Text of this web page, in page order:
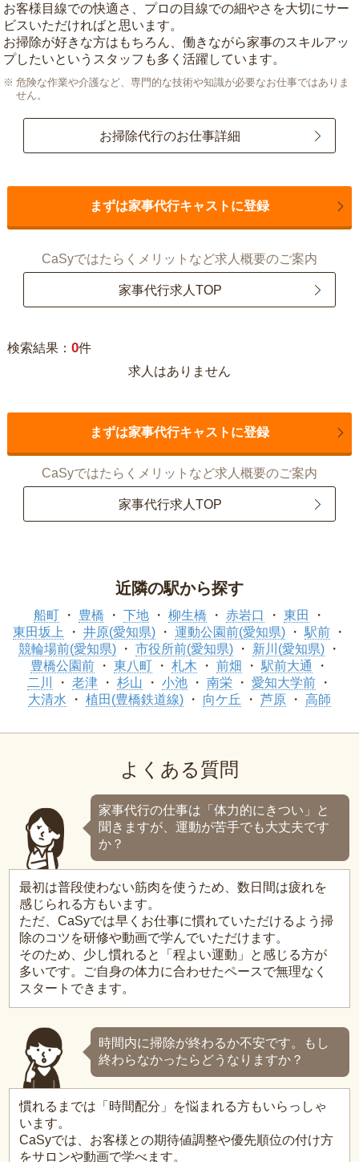
お客様目線での快適さ、プロの目線での細やさを大切にサー
ビスいただければと思います。
お掃除が好きな方はもちろん、働きながら家事のスキルアッ
プしたいというスタッフも多く活躍しています。
危険な作業や介護など、専門的な技術や知識が必要なお仕事ではありま
せん。
お掃除代行のお仕事詳細
まずは家事代行キャストに登録
CaSyではたらくメリットなど求人概要のご案内
家事代行求人TOP
検索結果： 0件
求人はありません
まずは家事代行キャストに登録
CaSyではたらくメリットなど求人概要のご案内
家事代行求人TOP
近隣の駅から探す
船町 豊橋 下地 柳生橋 赤岩口
東田
東田坂上
井原(愛知県) 運動公園前(愛知県)
駅前
競輪場前(愛知県)
市役所前(愛知県)
新川(愛知県)
豊橋公園前
東八町 札木 前畑
駅前大通
二川
老津 杉山 小池 南栄
愛知大学前
大清水
植田(豊橋鉄道線) 向ケ丘 芦原 高師
よくある質問
家事代行の仕事は「体力的にきつい」と
聞きますが、運動が苦手でも大丈夫です
か？
最初は普段使わない筋肉を使うため、数日間は疲れを
感じられる方もいます。
ただ、CaSyでは早くお仕事に慣れていただけるよう掃
除のコツを研修や動画で学んでいただけます。
そのため、少し慣れると「程よい運動」と感じる方が
多いです。ご自身の体力に合わせたペースで無理なく
スタートできます。
時間内に掃除が終わるか不安です。もし
終わらなかったらどうなりますか？
慣れるまでは「時間配分」を悩まれる方もいらっしゃ
います。
CaSyでは、お客様との期待値調整や優先順位の付け方
をサロンや動画で学べます。